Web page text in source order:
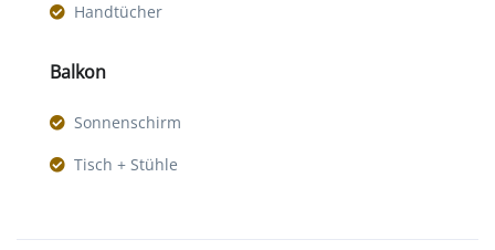
Handtücher
Balkon
Sonnenschirm
Tisch + Stühle